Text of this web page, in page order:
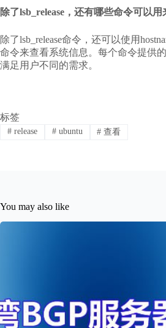
除了lsb_release，还有哪些命令可以
除了lsb_release命令，还可以使用
命令来查看系统信息。每个命令提供
满足用户不同的需求。
标签
#release #ubuntu # 查看
You may also like